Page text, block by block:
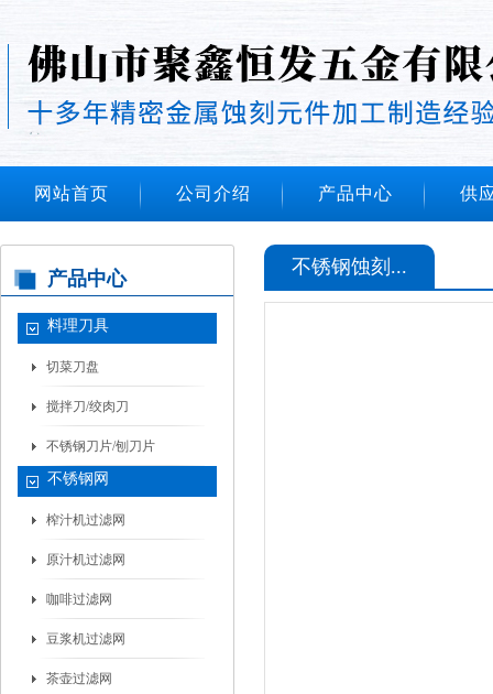
网站首页 公司介绍 产品中心 供
产品中心
料理刀具
切菜刀盘
搅拌刀/绞肉刀
不锈钢刀片/刨刀片
不锈钢网
榨汁机过滤网
原汁机过滤网
咖啡过滤网
豆浆机过滤网
茶壶过滤网
不锈钢蚀刻...